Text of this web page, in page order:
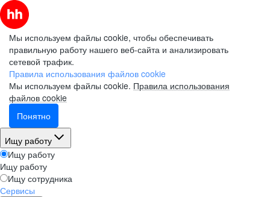
Мы используем файлы cookie, чтобы обеспечивать
правильную работу нашего веб-сайта и анализировать
сетевой трафик.
Правила использования файлов cookie
Мы используем файлы cookie. Правила использования
файлов cookie
Понятно
Ищу работу
Ищу работу
Ищу работу
Ищу сотрудника
Сервисы